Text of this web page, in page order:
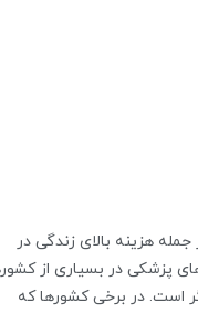
هزینه بالای زندگی در
پزشکی در بسیاری از
است. در برخی کشور‌ها که